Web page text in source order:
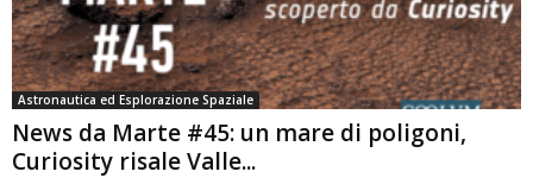
Astronautica ed Esplorazione Spaziale
News da Marte #45: un mare di poligoni,
Curiosity risale Valle...